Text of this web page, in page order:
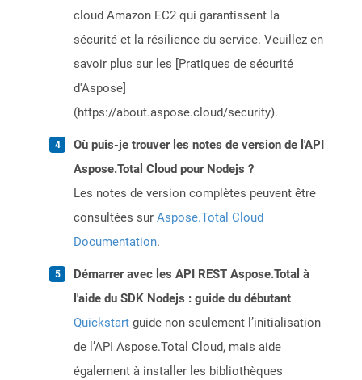
cloud Amazon EC2 qui garantissent la
sécurité et la résilience du service. Veuillez en
savoir plus sur les [Pratiques de sécurité
d'Aspose]
(https://about.aspose.cloud/security).
Où puis-je trouver les notes de version de l'API
Aspose.Total Cloud pour Nodejs ?
Les notes de version complètes peuvent être
consultées sur Aspose.Total Cloud
Documentation.
Démarrer avec les API REST Aspose.Total à
l'aide du SDK Nodejs : guide du débutant
Quickstart guide non seulement l’initialisation
de l’API Aspose.Total Cloud, mais aide
également à installer les bibliothèques